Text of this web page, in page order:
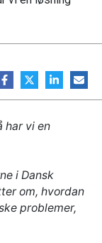
har vi en
i Dansk
om, hvordan
problemer,